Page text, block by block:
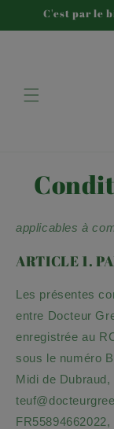
passer
au
C'est par le
applicables à
ARTICLE 1.
Les présentes
entre Docteur
enregistrée au
sous le numéro
Midi de Dubraud,
FR55894662022,